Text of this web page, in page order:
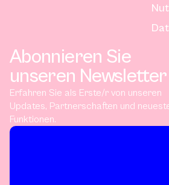
Abonnieren Sie
unseren Newsletter
Erfahren Sie als Erste/r von unseren
Updates, Partnerschaften und
Funktionen.